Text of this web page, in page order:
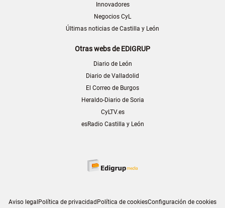
Innovadores
Negocios CyL
Últimas noticias de Castilla y León
Otras webs de EDIGRUP
Diario de León
Diario de Valladolid
El Correo de Burgos
Heraldo-Diario de Soria
CyLTV.es
esRadio Castilla y León
Aviso legalPolítica de privacidadPolítica de cookiesConfiguración de cookies